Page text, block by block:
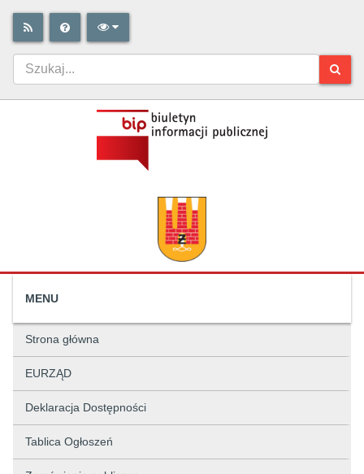
MENU
Strona główna
EURZĄD
Deklaracja Dostępności
Tablica Ogłoszeń